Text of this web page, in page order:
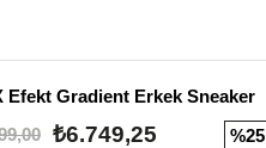
Efekt Gradient Erkek Sneaker
₺6.749,25 %25